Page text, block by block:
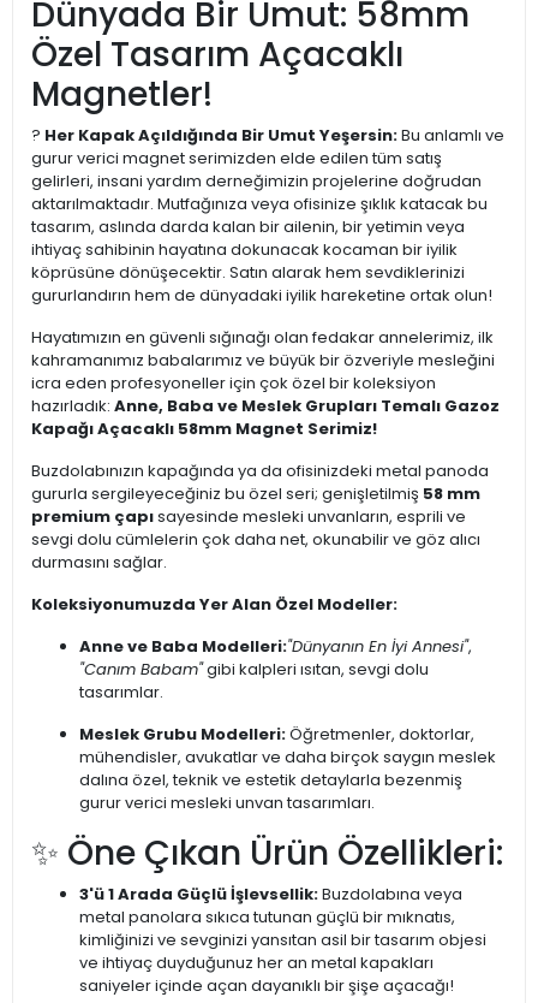
Dünyada Bir Umut: 58mm
Özel Tasarım Açacaklı
Magnetler!
? Her Kapak Açıldığında Bir Umut Yeşersin:Bu anlamlı ve
gurur verici magnet serimizden elde edilen tüm satış
gelirleri, insani yardım derneğimizin projelerine doğrudan
aktarılmaktadır. Mutfağınıza veya ofisinize şıklık katacak bu
tasarım, aslında darda kalan bir ailenin, bir yetimin veya
ihtiyaç sahibinin hayatına dokunacak kocaman bir iyilik
köprüsüne dönüşecektir. Satın alarak hem sevdiklerinizi
gururlandırın hem de dünyadaki iyilik hareketine ortak olun!
Hayatımızın en güvenli sığınağı olan fedakar annelerimiz, ilk
kahramanımız babalarımız ve büyük bir özveriyle mesleğini
icra eden profesyoneller için çok özel bir koleksiyon
hazırladık: Anne, Baba ve Meslek Grupları Temalı Gazoz
Kapağı Açacaklı 58mm Magnet Serimiz!
Buzdolabınızın kapağında ya da ofisinizdeki metal panoda
gururla sergileyeceğiniz bu özel seri; genişletilmiş 58 mm
premium çapısayesinde mesleki unvanların, esprili ve
sevgi dolu cümlelerin çok daha net, okunabilir ve göz alıcı
durmasını sağlar.
Koleksiyonumuzda Yer Alan Özel Modeller:
Anne ve Baba Modelleri:"Dünyanın En İyi Annesi",
"Canım Babam"gibi kalpleri ısıtan, sevgi dolu
tasarımlar.
Meslek Grubu Modelleri:Öğretmenler, doktorlar,
mühendisler, avukatlar ve daha birçok saygın meslek
dalına özel, teknik ve estetik detaylarla bezenmiş
gurur verici mesleki unvan tasarımları.
✨ Öne Çıkan Ürün Özellikleri:
3'ü 1 Arada Güçlü İşlevsellik:Buzdolabına veya
metal panolara sıkıca tutunan güçlü bir mıknatıs,
kimliğinizi ve sevginizi yansıtan asil bir tasarım objesi
ve ihtiyaç duyduğunuz her an metal kapakları
saniyeler içinde açan dayanıklı bir şişe açacağı!